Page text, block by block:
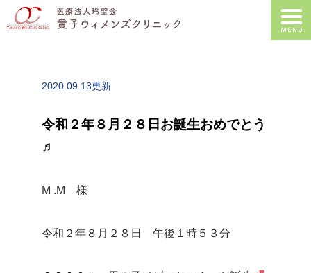
2020.09.13更新
令和２年８月２８日お誕生おめでとう
♬
M .M 様
令和２年８月２８日 午後１時５３分